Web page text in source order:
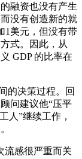
融资也没有产生
没有创造新的就
1美元，但没有带
式。因此，从
GDP 的比率在
的决策过程。回
问建议他“压平
人”继续工作，
流感很严重而关